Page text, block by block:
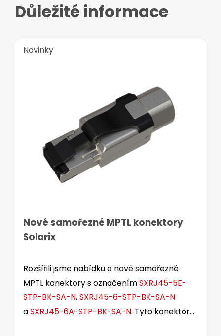
Důležité informace
Novinky
Nové samořezné MPTL konektory
Solarix
Rozšířili jsme nabídku o nové samořezné
MPTL konektory s označenímSXRJ45-5E-
STP-BK-SA-N,SXRJ45-6-STP-BK-SA-N
aSXRJ45-6A-STP-BK-SA-N. Tyto konektory